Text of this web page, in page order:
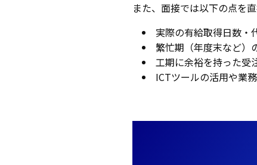
また、面接では以下の点を
実際の有給取得日数・
繁忙期（年度末など）
工期に余裕を持った受
ICTツールの活用や業